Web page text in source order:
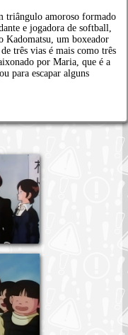
triângulo amoroso formado
e jogadora de softball,
Kadomatsu, um boxeador
três vias é mais como três
por Maria, que é a
para escapar alguns